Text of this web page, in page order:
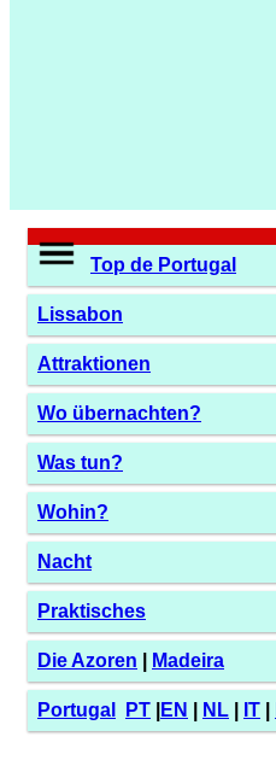
Top de Portugal
Lissabon
Attraktionen
Wo übernachten?
Was tun?
Wohin?
Nacht
Praktisches
Die Azoren Madeira
Portugal PT EN NL IT